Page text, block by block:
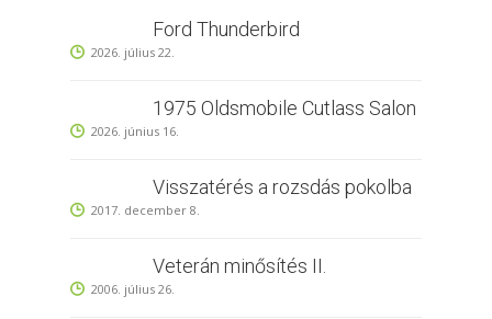
Ford Thunderbird
2026. július 22.
1975 Oldsmobile Cutlass Salon
2026. június 16.
Visszatérés a rozsdás pokolba
2017. december 8.
Veterán minősítés II.
2006. július 26.